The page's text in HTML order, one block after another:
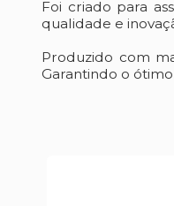
Foi criado para
qualidade e
Produzido com
Garantindo o